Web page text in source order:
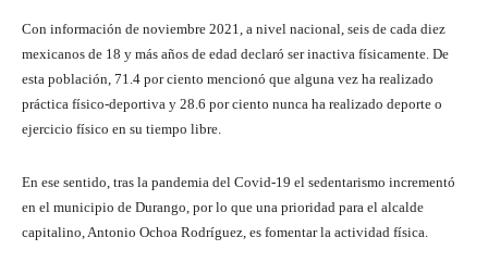
Con información de noviembre 2021, a nivel nacional, seis de cada diez
mexicanos de 18 y más años de edad declaró ser inactiva físicamente. De
esta población, 71.4 por ciento mencionó que alguna vez ha realizado
práctica físico-deportiva y 28.6 por ciento nunca ha realizado deporte o
ejercicio físico en su tiempo libre.
En ese sentido, tras la pandemia del Covid-19 el sedentarismo incrementó
en el municipio de Durango, por lo que una prioridad para el alcalde
capitalino, Antonio Ochoa Rodríguez, es fomentar la actividad física.